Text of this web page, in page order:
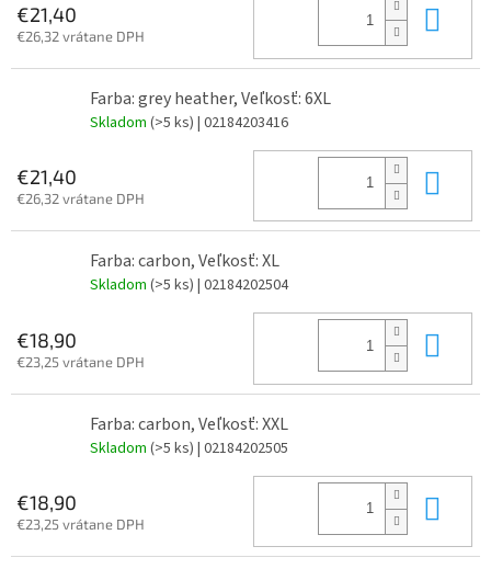
€21,40
€26,32 vrátane DPH
Farba: grey heather, Veľkosť: 6XL
Skladom (>5 ks) | 02184203416
€21,40
€26,32 vrátane DPH
Farba: carbon, Veľkosť: XL
Skladom (>5 ks) | 02184202504
€18,90
€23,25 vrátane DPH
Farba: carbon, Veľkosť: XXL
Skladom (>5 ks) | 02184202505
€18,90
€23,25 vrátane DPH